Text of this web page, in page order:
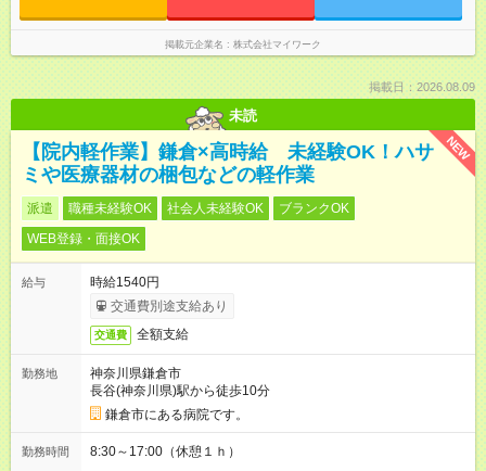
掲載元企業名 株式会社マイワーク
掲載日：2026.08.09
未読
NEW
【院内軽作業】鎌倉×高時給 未経験OK！ハサ
ミや医療器材の梱包などの軽作業
派遣 職種未経験OK 社会人未経験OK
ブランクOK
WEB登録・面接OK
給与
時給1540円
交通費別途支給あり
交通費 全額支給
勤務地
神奈川県鎌倉市
長谷(神奈川県)駅から徒歩10分
鎌倉市にある病院です。
勤務時間 8:30～17:00（休憩１ｈ）